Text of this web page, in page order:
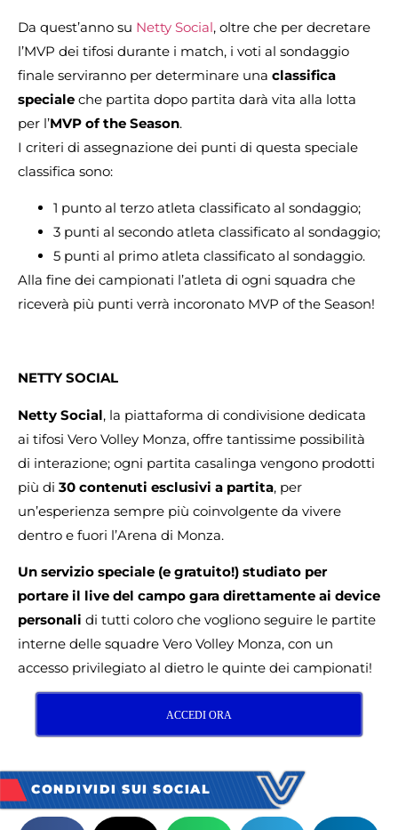
Da quest’anno su Netty Social, oltre che per decretare
l’MVP dei tifosi durante i match, i voti al sondaggio
finale serviranno per determinare una classifica
speciale che partita dopo partita darà vita alla lotta
per l’MVP of the Season.
I criteri di assegnazione dei punti di questa speciale
classifica sono:
1 punto al terzo atleta classificato al sondaggio;
3 punti al secondo atleta classificato al sondaggio;
5 punti al primo atleta classificato al sondaggio.
Alla fine dei campionati l’atleta di ogni squadra che
riceverà più punti verrà incoronato MVP of the Season!
NETTY SOCIAL
Netty Social, la piattaforma di condivisione dedicata
ai tifosi Vero Volley Monza, offre tantissime possibilità
di interazione; ogni partita casalinga vengono prodotti
più di 30 contenuti esclusivi a partita, per
un’esperienza sempre più coinvolgente da vivere
dentro e fuori l’Arena di Monza.
Un servizio speciale (e gratuito!) studiato per
portare il live del campo gara direttamente ai device
personali di tutti coloro che vogliono seguire le partite
interne delle squadre Vero Volley Monza, con un
accesso privilegiato al dietro le quinte dei campionati!
ACCEDI ORA
CONDIVIDI SUI SOCIAL